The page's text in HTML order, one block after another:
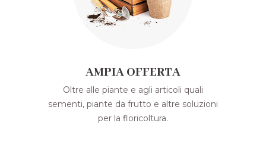
AMPIA OFFERTA
Oltre alle piante e agli articoli quali
sementi, piante da frutto e altre soluzioni
per la floricoltura.